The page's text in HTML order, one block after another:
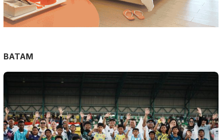
BATAM